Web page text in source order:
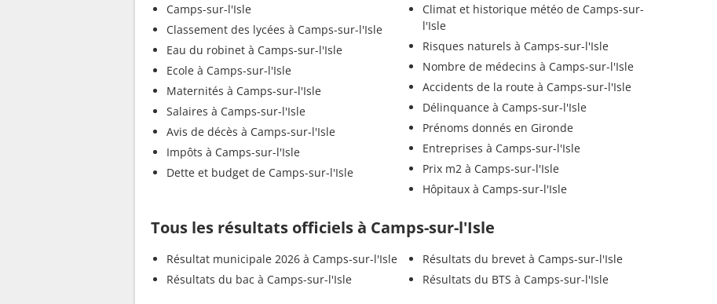
Camps-sur-l'Isle
Classement des lycées à Camps-sur-l'Isle
Eau du robinet à Camps-sur-l'Isle
Ecole à Camps-sur-l'Isle
Maternités à Camps-sur-l'Isle
Salaires à Camps-sur-l'Isle
Avis de décès à Camps-sur-l'Isle
Impôts à Camps-sur-l'Isle
Dette et budget de Camps-sur-l'Isle
Climat et historique météo de Camps-sur-
l'Isle
Risques naturels à Camps-sur-l'Isle
Nombre de médecins à Camps-sur-l'Isle
Accidents de la route à Camps-sur-l'Isle
Délinquance à Camps-sur-l'Isle
Prénoms donnés en Gironde
Entreprises à Camps-sur-l'Isle
Prix m2 à Camps-sur-l'Isle
Hôpitaux à Camps-sur-l'Isle
Tous les résultats officiels à Camps-sur-l'Isle
Résultat municipale 2026 à Camps-sur-l'Isle
Résultats du bac à Camps-sur-l'Isle
Résultats du brevet à Camps-sur-l'Isle
Résultats du BTS à Camps-sur-l'Isle